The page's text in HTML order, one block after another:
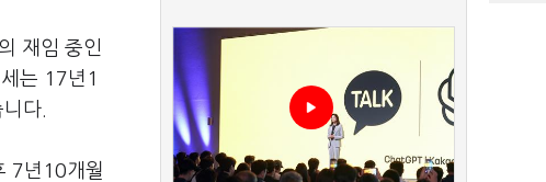
재임 중인
세는 17년 1
니다
7년 10개월